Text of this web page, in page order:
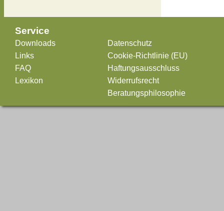
Service
Downloads
Links
FAQ
Lexikon
Datenschutz
Cookie-Richtlinie (EU)
Haftungsausschluss
Widerrufsrecht
Beratungsphilosophie